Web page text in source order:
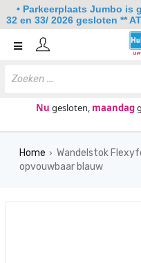
Nu gesloten, maandag
Home
Keuken
Home › Wandelstok
opvouwbaar blauw
• Parkeerplaats Jumbo is
32 en 33/ 2026 gesloten **